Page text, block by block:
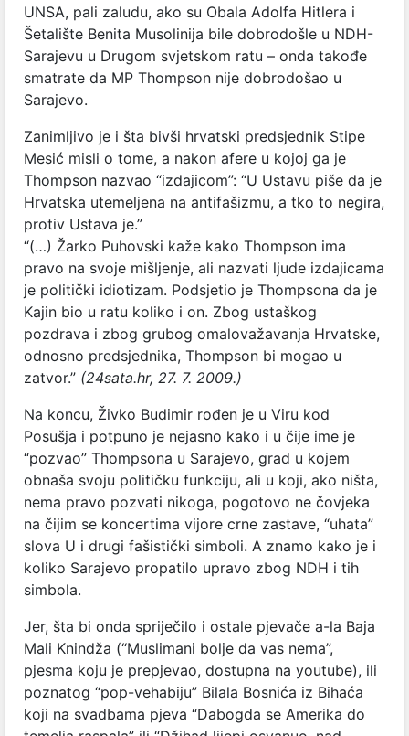
UNSA, pali zaludu, ako su Obala Adolfa Hitlera i
Šetalište Benita Musolinija bile dobrodošle u NDH-
Sarajevu u Drugom svjetskom ratu – onda takođe
smatrate da MP Thompson nije dobrodošao u
Sarajevo.
Zanimljivo je i šta bivši hrvatski predsjednik Stipe
Mesić misli o tome, a nakon afere u kojoj ga je
Thompson nazvao “izdajicom”: “U Ustavu piše da je
Hrvatska utemeljena na antifašizmu, a tko to negira,
protiv Ustava je.”
“(…) Žarko Puhovski kaže kako Thompson ima
pravo na svoje mišljenje, ali nazvati ljude izdajicama
je politički idiotizam. Podsjetio je Thompsona da je
Kajin bio u ratu koliko i on. Zbog ustaškog
pozdrava i zbog grubog omalovažavanja Hrvatske,
odnosno predsjednika, Thompson bi mogao u
zatvor.” (24sata.hr, 27. 7. 2009.)
Na koncu, Živko Budimir rođen je u Viru kod
Posušja i potpuno je nejasno kako i u čije ime je
“pozvao” Thompsona u Sarajevo, grad u kojem
obnaša svoju političku funkciju, ali u koji, ako ništa,
nema pravo pozvati nikoga, pogotovo ne čovjeka
na čijim se koncertima vijore crne zastave, “uhata”
slova U i drugi fašistički simboli. A znamo kako je i
koliko Sarajevo propatilo upravo zbog NDH i tih
simbola.
Jer, šta bi onda spriječilo i ostale pjevače a-la Baja
Mali Knindža (“Muslimani bolje da vas nema”,
pjesma koju je prepjevao, dostupna na youtube), ili
poznatog “pop-vehabiju” Bilala Bosnića iz Bihaća
koji na svadbama pjeva “Dabogda se Amerika do